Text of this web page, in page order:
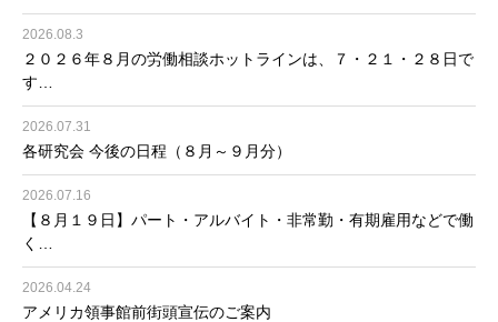
2026.08.3
２０２６年８月の労働相談ホットラインは、７・２１・２８日で
す…
2026.07.31
各研究会 今後の日程（８月～９月分）
2026.07.16
【８月１９日】パート・アルバイト・非常勤・有期雇用などで働
く…
2026.04.24
アメリカ領事館前街頭宣伝のご案内